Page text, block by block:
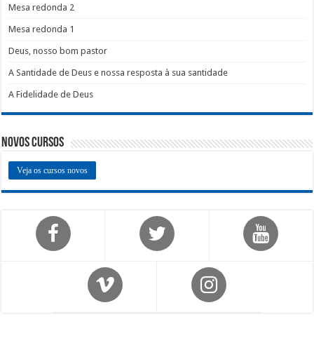
Mesa redonda 2
Mesa redonda 1
Deus, nosso bom pastor
A Santidade de Deus e nossa resposta à sua santidade
A Fidelidade de Deus
Novos Cursos
Veja os cursos novos